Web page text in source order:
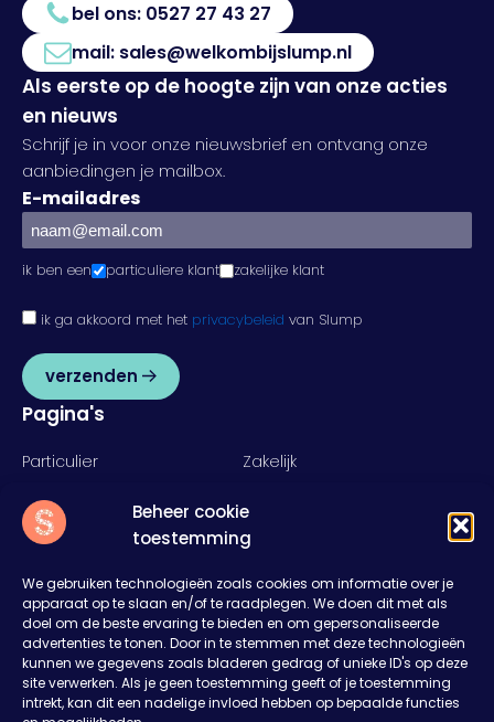
Beheer cookie
toestemming
We gebruiken technologieën zoals cookies om informatie over je
apparaat op te slaan en/of te raadplegen. We doen dit met als
doel om de beste ervaring te bieden en om gepersonaliseerde
advertenties te tonen. Door in te stemmen met deze technologieën
kunnen we gegevens zoals bladeren gedrag of unieke ID's op deze
site verwerken. Als je geen toestemming geeft of je toestemming
intrekt, kan dit een nadelige invloed hebben op bepaalde functies
bel ons: 0527 27 43 27
mail: sales@welkombijslump.nl
Als eerste op de hoogte zijn van onze acties
en nieuws
Schrijf je in voor onze nieuwsbrief en ontvang onze
aanbiedingen je mailbox.
E-mailadres
ik ben een particuliere klant zakelijke klant
ik ga akkoord met het privacybeleid van Slump
verzenden
Pagina's
Particulier
Zakelijk
Inspiratie
Over ons
Nieuws
Offerte aanvragen
Slump
Het Rister 11
8314RD Bant
0527 27 43 27